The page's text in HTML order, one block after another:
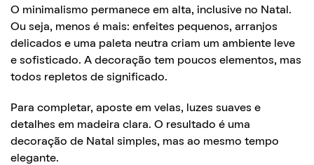
O minimalismo permanece em alta, inclusive no Natal.
Ou seja, menos é mais: enfeites pequenos, arranjos
delicados e uma paleta neutra criam um ambiente leve
e sofisticado. A decoração tem poucos elementos, mas
todos repletos de significado.
Para completar, aposte em velas, luzes suaves e
detalhes em madeira clara. O resultado é uma
decoração de Natal simples, mas ao mesmo tempo
elegante.